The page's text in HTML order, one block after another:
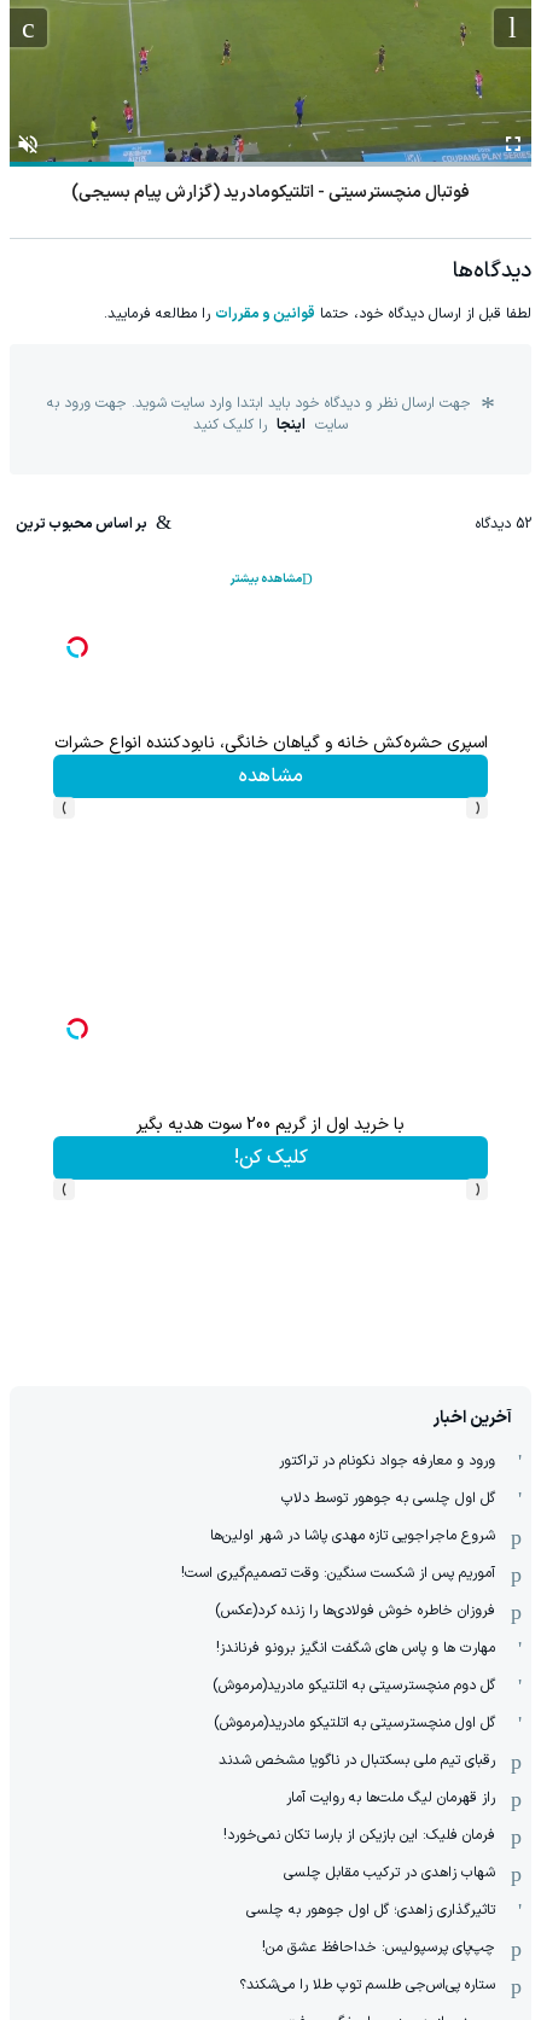
فوتبال منچسترسیتی - اتلتیکومادرید (گزارش پیام بسیجی)
دیدگاه‌ها
لطفا قبل از ارسال دیدگاه خود، حتما قوانین و مقررات را مطالعه فرمایید.
جهت ارسال نظر و دیدگاه خود باید ابتدا وارد سایت شوید. جهت ورود به
سایت اینجا را کلیک کنید
52 دیدگاه بر اساس محبوب ترین
مشاهده بیشتر
بیشتر)
اسپری حشره‌کش خانه و گیاهان خانگی، نابودکننده انواع حشرات خانگی
مشاهده
‹
›
با خرید اول از گریم 200 سوت هدیه بگیر
کلیک کن!
‹
›
آخرین اخبار
ورود و معارفه جواد نکونام در تراکتور
گل اول چلسی به جوهور توسط دلاپ
شروع ماجراجویی تازه مهدی پاشا در شهر اولین‌ها
آموریم پس از شکست سنگین: وقت تصمیم‌گیری است!
فروزان خاطره خوش فولادی‌ها را زنده کرد(عکس)
مهارت ها و پاس های شگفت انگیز برونو فرناندز!
گل دوم منچسترسیتی به اتلتیکو مادرید(مرموش)
گل اول منچسترسیتی به اتلتیکو مادرید(مرموش)
رقبای تیم ملی بسکتبال در ناگویا مشخص‌ شدند
راز قهرمان لیگ ملت‌ها به روایت آمار
فرمان فلیک: این بازیکن از بارسا تکان نمی‌خورد!
شهاب زاهدی در ترکیب مقابل چلسی
تاثیرگذاری زاهدی؛ گل اول جوهور به چلسی
چپ‌پای پرسپولیس: خداحافظ عشق من!
ستاره پی‌اس‌جی طلسم توپ طلا را می‌شکند؟